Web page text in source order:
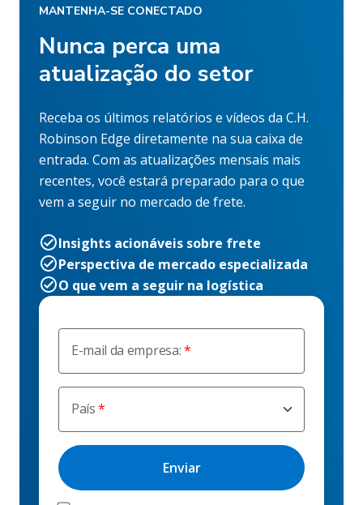
E-mail da empresa:
País
MANTENHA-SE CONECTADO
Nunca perca uma
atualização do setor
Receba os últimos relatórios e vídeos da C.H.
Robinson Edge diretamente na sua caixa de
entrada. Com as atualizações mensais mais
recentes, você estará preparado para o que
vem a seguir no mercado de frete.
Insights acionáveis sobre frete
Perspectiva de mercado especializada
O que vem a seguir na logística